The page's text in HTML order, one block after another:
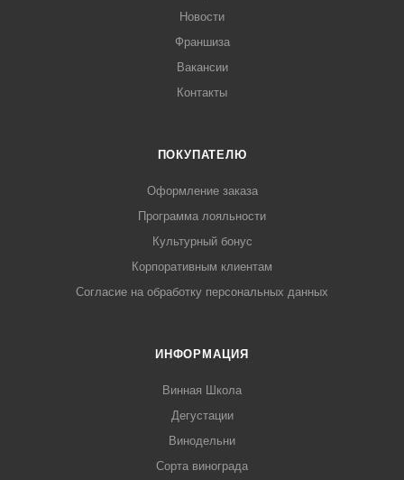
Новости
Франшиза
Вакансии
Контакты
ПОКУПАТЕЛЮ
Оформление заказа
Программа лояльности
Культурный бонус
Корпоративным клиентам
Согласие на обработку персональных данных
ИНФОРМАЦИЯ
Винная Школа
Дегустации
Винодельни
Сорта винограда